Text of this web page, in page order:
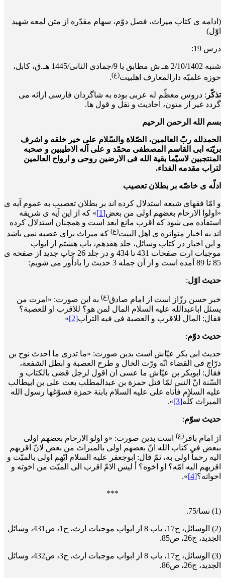
(ادامه ی کتاب میراث، فصل دوّم، سهام مقدّره از متن لمعه شهید
اوّل)
درس 19:
شنبه 2/10/1402 هـ.ش مطابق با 9/جمادی الثانی/1445 هـ.ق، کابل،
حوزه علمیّه دارالمعارف اهلبیت(ع).
تذکّر : دروس معظّم له عربی بوده به شاگردان فارسی ارائه می
گردد غیر از متون، احادیث و نقل و قول ها.
بسم الله الرحمن الرحیم
الحمدلله ربّ العالمین، الصّلاة والسّلام علی خیر خلقه و اشرف
بریّته ابی القاسم المصطفی محمّد و علی آله الاطیبین و صحبه
المنتجبین لاسیّما بقیة الله فی الارضین روحی و ارواح العالمین
لتراب مقدمه الفداء.
ادلّه ی خاصّه بر بطلان تعصیب
و امّا فقهای شیعه استدلال کرده اند بر بطلان تعصیب به عموم آیه ی
«اولوا الارحام بعضهم اولی من بعض[1]
» که از این آیه ی شریفه
استفاده می شود که اقرب مانع ابعد است و همچنان استدلال کرده
اند به اخبار متواتره ی اهل البیت(ع) که میراث برای عصبه نمی باشد
و این اخبار در کتاب وسائل، جلد هفدهم، باب هشتم از ابواب
موجبات ارث صفحات 431 تا 434 و در جلد 26 چاپ جدید از صفحه ی
85 تا 89 آمده است و از آن جمله 3 حدیث را یادآور می شویم:
حدیث اوّل:
خبر حسن رزّاز است از امام صادق(ع) به این صورت: «امرت من
یسئل اباعبدالله علیه السلام المال لمن هو؟ للاقرب او للعصبة؟
فقال: المال للاقرب و العصبة فی فیه التراب[2]
»
حدیث دوّم:
حدیث ابی بکر عیّاش است بدین صورت: «ما تدری ما احدث نوح بن
درّاج فی القضاء انّه ورّث الخال و طرح العصبة و ابطل الشفعة،
فقال: ابوبکر بن عیّاش ما عسی ان اقول لرجل قضی بالکتاب و
السّنة انّ النبی لمّا قتل حمزة بن عبدالمطلب بعث علی بن ابیطالب
علیه السلام فأتاه علی علیه السلام بابنة حمزة فسوّغها رسول الله
المیراث کلّه[3]
».
حدیث سوّم:
از امام باقر (ع) است بدین صورت: «و اولو الارحام بعضهم اولی
ببعض فی کتاب الله انّ بعضهم اولی بالمیراث من بعض لانّ اقربهم
الیه رحماً اولی به، ثمّ قال: ابوجعفر علیه السلام ایّهم اولی بالمیّت و
اقربهم الیه امّه؟ او اخوه؟ أ لیس الامّ اقرب الی المیّت من اخوته و
اخواته؟[4]
».
***
(1) نسا/75.
(2) الوسائل، ج17، باب 8 از ابواب موجبات ارث، ح1، ص431، وسائل
الجدید، ج26، ص85.
(3) الوسائل، ج17، باب 8 از ابواب موجبات ارث، ح3، ص432، وسائل
الجدید، ج26، ص86.